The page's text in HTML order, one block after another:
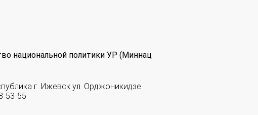
национальной политики УР (Миннац
г. Ижевск ул. Орджоникидзе
53-55